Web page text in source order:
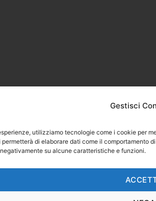
Gestisci
utilizziamo tecnologie come i cookie per
di elaborare dati come il comportamento
su alcune caratteristiche e funzioni.